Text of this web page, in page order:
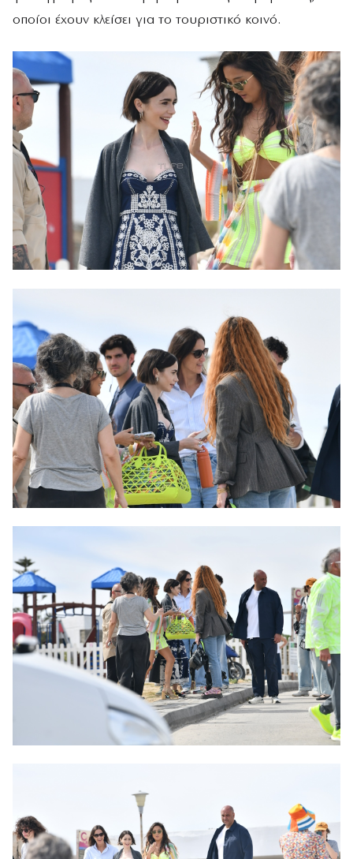
οποίοι έχουν κλείσει για το τουριστικό κοινό.